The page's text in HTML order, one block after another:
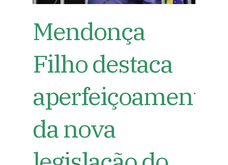
Mendonça
Filho destaca
aperfeiçoamento
da nova